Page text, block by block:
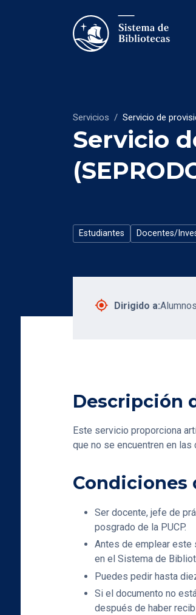
Servicios / Servicio de
Servicio
Estudiantes Docentes/
gps_fixed Dirigido a:
Descripción
Este servicio proporciona
que no se encuentren en
Condiciones
Ser docente, jefe de
posgrado de la PUCP.
Antes de emplear este
en el Sistema de
Puedes pedir hasta
Si el documento no
después de haber